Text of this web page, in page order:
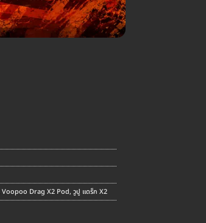
Voopoo Drag X2 Pod, วูปู แดร็ก X2